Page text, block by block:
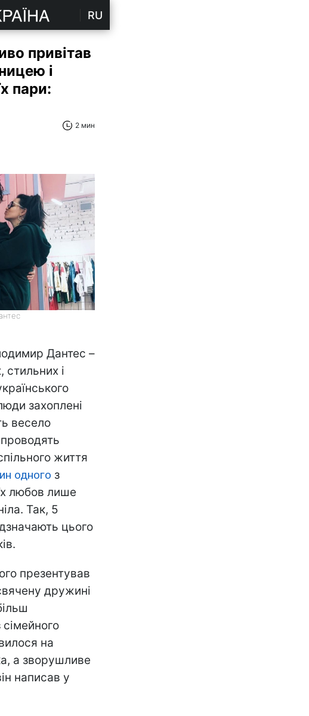
RU
привітав
і
пари:
2 мин
Дантес –
стильних і
захоплені
весело
життя
одного з
любов лише
Так, 5
цього
презентував
дружині
на
а зворушливе
написав у